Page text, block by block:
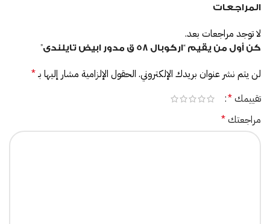
المراجعات
لا توجد مراجعات بعد.
كن أول من يقيم “اركوبال 58 ق مدور ابيض تايلندى”
لن يتم نشر عنوان بريدك الإلكتروني. الحقول الإلزامية مشار إليها بـ*
تقييمك*
مراجعتك*